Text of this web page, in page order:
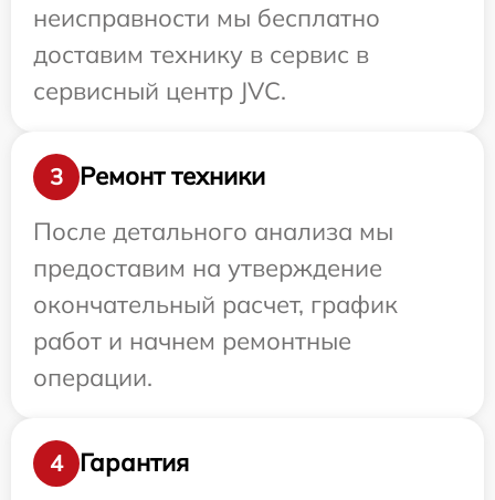
неисправности мы бесплатно
доставим технику в сервис в
сервисный центр JVC.
3
Ремонт техники
После детального анализа мы
предоставим на утверждение
окончательный расчет, график
работ и начнем ремонтные
операции.
4
Гарантия